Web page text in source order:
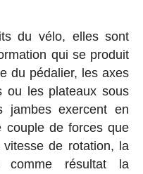
du vélo, elles sont
qui se produit
du pédalier, les axes
ou les plateaux sous
exercent en
couple de forces que
de rotation, la
comme résultat la